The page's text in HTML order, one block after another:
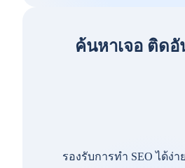
ค้นหาเจอ ติดอั
รองรับการทำ SEO ได้ง่